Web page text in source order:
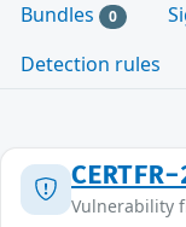
Bundles 0
Detection rules
Vulnerability